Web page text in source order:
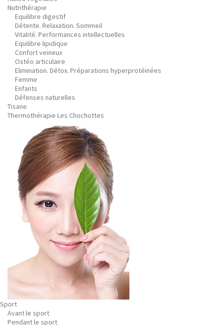
Nutrithérapie
Equilibre digestif
Détente. Relaxation. Sommeil
Vitalité. Performances intellectuelles
Equilibre lipidique
Confort veineux
Ostéo articulaire
Elimination. Détox. Préparations hyperprotéinées
Femme
Enfants
Défenses naturelles
Tisane
Thermothérapie Les Chochottes
Sport
Avant le sport
Pendant le sport